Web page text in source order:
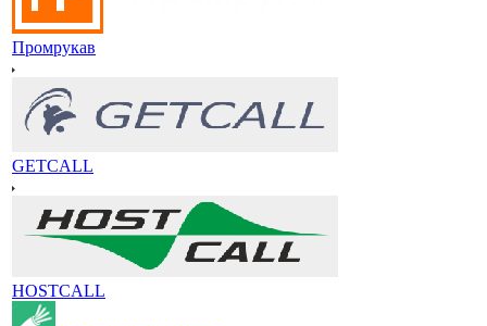
Промрукав
GETCALL
HOSTCALL